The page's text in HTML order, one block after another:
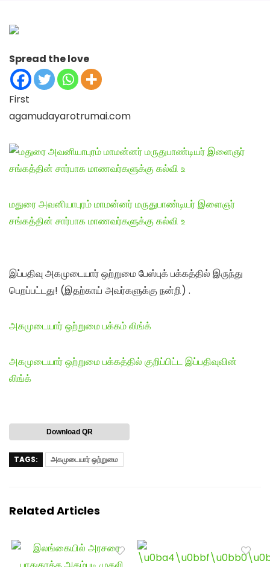
Spread the love
First
agamudayarotrumai.com
மதுரை அவனியாபுரம் மாமன்னர் மருதுபாண்டியர் இளைஞர்
சங்கத்தின் சார்பாக மாணவர்களுக்கு கல்வி உ
இப்பதிவு அகமுடையார் ஒற்றுமை பேஸ்புக் பக்கத்தில் இருந்து
பெறப்பட்டது! (இதற்காய் அவர்களுக்கு நன்றி) .
அகமுடையார் ஒற்றுமை பக்கம் லிங்க்
அகமுடையார் ஒற்றுமை பக்கத்தில் குறிப்பிட்ட இப்பதிவுவின்
லிங்க்
Download QR
TAGS: அகமுடையார் ஒற்றுமை
Related Articles